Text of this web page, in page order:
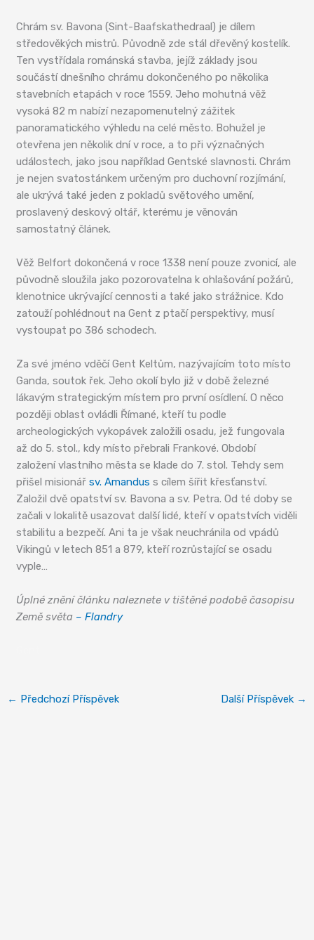
Chrám sv. Bavona (Sint-Baafskathedraal) je dílem
středověkých mistrů. Původně zde stál dřevěný kostelík.
Ten vystřídala románská stavba, jejíž základy jsou
součástí dnešního chrámu dokončeného po několika
stavebních etapách v roce 1559. Jeho mohutná věž
vysoká 82 m nabízí nezapomenutelný zážitek
panoramatického výhledu na celé město. Bohužel je
otevřena jen několik dní v roce, a to při význačných
událostech, jako jsou například Gentské slavnosti. Chrám
je nejen svatostánkem určeným pro duchovní rozjímání,
ale ukrývá také jeden z pokladů světového umění,
proslavený deskový oltář, kterému je věnován
samostatný článek.
Věž Belfort dokončená v roce 1338 není pouze zvonicí, ale
původně sloužila jako pozorovatelna k ohlašování požárů,
klenotnice ukrývající cennosti a také jako strážnice. Kdo
zatouží pohlédnout na Gent z ptačí perspektivy, musí
vystoupat po 386 schodech.
Za své jméno vděčí Gent Keltům, nazývajícím toto místo
Ganda, soutok řek. Jeho okolí bylo již v době železné
lákavým strategickým místem pro první osídlení. O něco
později oblast ovládli Římané, kteří tu podle
archeologických vykopávek založili osadu, jež fungovala
až do 5. stol., kdy místo přebrali Frankové. Období
založení vlastního města se klade do 7. stol. Tehdy sem
přišel misionářsv. Amandus s cílem šířit křesťanství.
Založil dvě opatství sv. Bavona a sv. Petra. Od té doby se
začali v lokalitě usazovat další lidé, kteří v opatstvích viděli
stabilitu a bezpečí. Ani ta je však neuchránila od vpádů
Vikingů v letech 851 a 879, kteří rozrůstající se osadu
vyple…
Úplné znění článku naleznete v tištěné podobě časopisu
Země světa – Flandry
← Předchozí Příspěvek Další Příspěvek →